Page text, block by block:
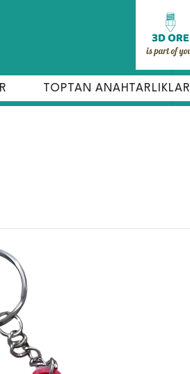
TOPTAN ANAHTARLIKLAR